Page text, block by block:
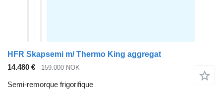
HFR Skapsemi m/ Thermo King aggregat
14.480 €
159.000 NOK
Semi-remorque frigorifique